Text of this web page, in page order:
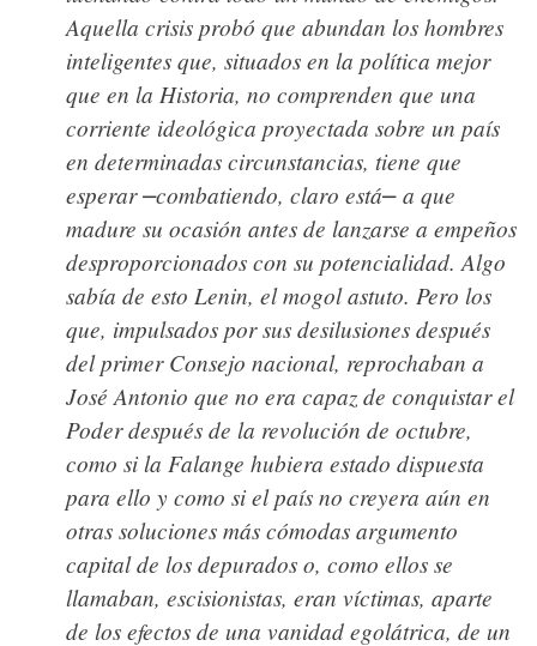
Aquella crisis probó que abundan los hombres
inteligentes que, situados en la política mejor
que en la Historia, no comprenden que una
corriente ideológica proyectada sobre un país
en determinadas circunstancias, tiene que
esperar⎼combatiendo, claro está⎼a que
madure su ocasión antes de lanzarse a empeños
desproporcionados con su potencialidad. Algo
sabía de esto Lenin, el mogol astuto. Pero los
que, impulsados por sus desilusiones después
del primer Consejo nacional, reprochaban a
José Antonio que no era capaz de conquistar el
Poder después de la revolución de octubre,
como si la Falange hubiera estado dispuesta
para ello y como si el país no creyera aún en
otras soluciones más cómodas argumento
capital de los depurados o, como ellos se
llamaban, escisionistas, eran víctimas, aparte
de los efectos de una vanidad egolátrica, de un